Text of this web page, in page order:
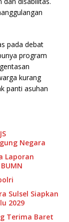
pada debat
program
kurang
panti asuhan
Negara
Laporan
Sulsel Siapkan
2029
Terima Baret